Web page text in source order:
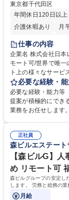
東京都千代田区
年間休日120日以上
介護休暇あり
月
住宅手当あり
完全週休2日制
仕事の内容
企業名 株式会社日本レジストリサー
モート可/世界で唯一の事業/福
ト上の様々なサービ
討、イベント運営な
や成長に貢献している部署です。 会社の全メ
発揮できる環境を整
新たな施策検討を積
幅広い業務の体得が
募集職種 【総務】
再雇用有
必要な経験・
必要な経験・能力等
提案が積極的にでき
業務をお任せします。 【こんな方が活躍できる職種です】 ・仕組化が好
対処できる・新しい
取得や通信教育など
賃の50%（月額7万円まで）を補助 学歴
力： 資格：
正社員
森ビルエステー
【森ビルG】
め リモート可
森ビルグループの安定し
します。 労務と総務の
にも挑戦できる、やりが
月給